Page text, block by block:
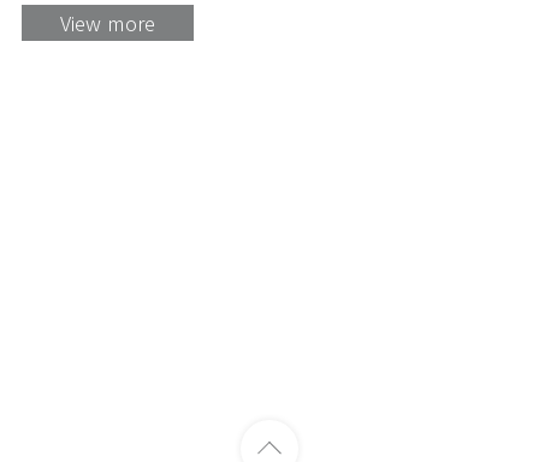
View more